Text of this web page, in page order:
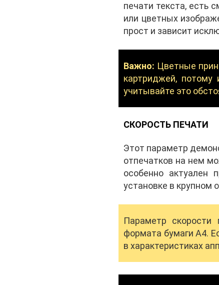
печати текста, есть
или цветных
прост и зависит
Важно: Цветные
картриджей, потому
учитывайте это
СКОРОСТЬ ПЕЧАТИ
Этот параметр
отпечатков на нем
особенно актуален
установке в крупном
Параметр скорости
формата бумаги A4.
в характеристиках